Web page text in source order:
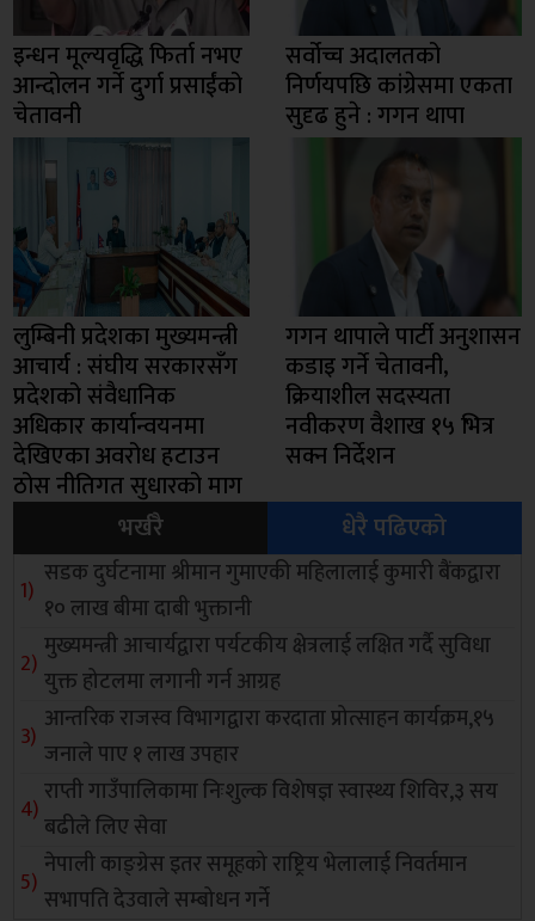
इन्धन मूल्यवृद्धि फिर्ता नभए
आन्दोलन गर्ने दुर्गा प्रसाईंको
चेतावनी
सर्वोच्च अदालतको
निर्णयपछि कांग्रेसमा एकता
सुदृढ हुने : गगन थापा
लुम्बिनी प्रदेशका मुख्यमन्त्री
आचार्य : संघीय सरकारसँग
प्रदेशको संवैधानिक
अधिकार कार्यान्वयनमा
देखिएका अवरोध हटाउन
ठोस नीतिगत सुधारको माग
गगन थापाले पार्टी अनुशासन
कडाइ गर्ने चेतावनी,
क्रियाशील सदस्यता
नवीकरण वैशाख १५ भित्र
सक्न निर्देशन
भर्खरै
धेरै पढिएको
सडक दुर्घटनामा श्रीमान गुमाएकी महिलालाई कुमारी बैंकद्वारा
१० लाख बीमा दाबी भुक्तानी
मुख्यमन्त्री आचार्यद्वारा पर्यटकीय क्षेत्रलाई लक्षित गर्दै सुविधा
युक्त होटलमा लगानी गर्न आग्रह
आन्तरिक राजस्व विभागद्वारा करदाता प्रोत्साहन कार्यक्रम,१५
जनाले पाए १ लाख उपहार
राप्ती गाउँपालिकामा निःशुल्क विशेषज्ञ स्वास्थ्य शिविर,३ सय
बढीले लिए सेवा
नेपाली काङ्ग्रेस इतर समूहको राष्ट्रिय भेलालाई निवर्तमान
सभापति देउवाले सम्बोधन गर्ने